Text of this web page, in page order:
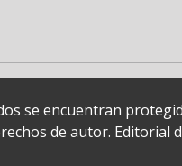
se encuentran
de autor. Editorial